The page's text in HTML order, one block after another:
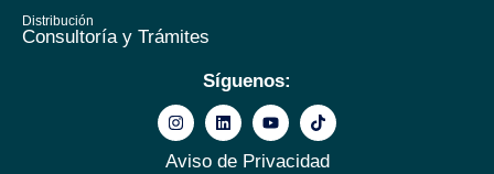
Distribución
Consultoría y Trámites
Síguenos:
Aviso de Privacidad